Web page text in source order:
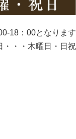
18：00となります
・・・木曜日・日祝